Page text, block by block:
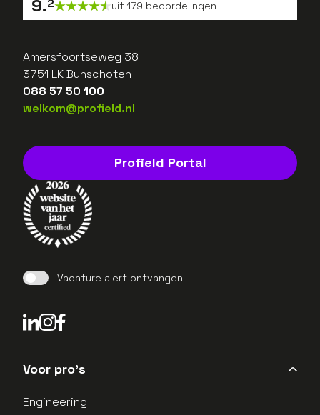
9.2 uit 179 beoordelingen
Amersfoortseweg 38
3751 LK Bunschoten
088 57 50 100
welkom@profield.nl
Profield Portal
Vacature alert ontvangen
Voor pro's
Engineering